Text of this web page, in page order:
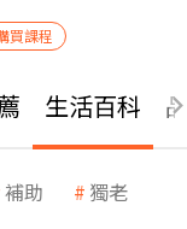
買課程
生活百科
補助 獨老